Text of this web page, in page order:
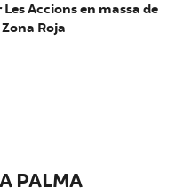
Accions en massa de
Roja
PALMA